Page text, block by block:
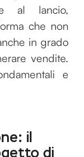
al lancio,
che non
in grado
vendite.
e
il
di